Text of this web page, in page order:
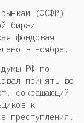
(ФСФР)
биржи
фондовая
в ноябре.
РФ по
принять во
сокращающий
к
преступления.